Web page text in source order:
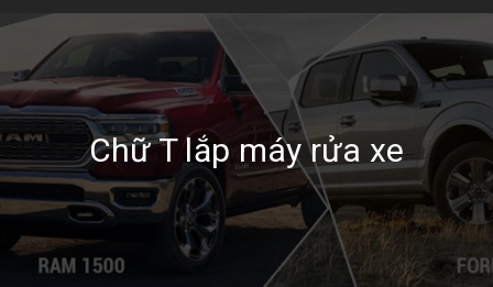
TRANG CHỦ DỊCH VỤ SẢN PHẨM
HỖ TRỢ SETUP GARA LIÊN HỆ
Chữ T lắp máy rửa xe